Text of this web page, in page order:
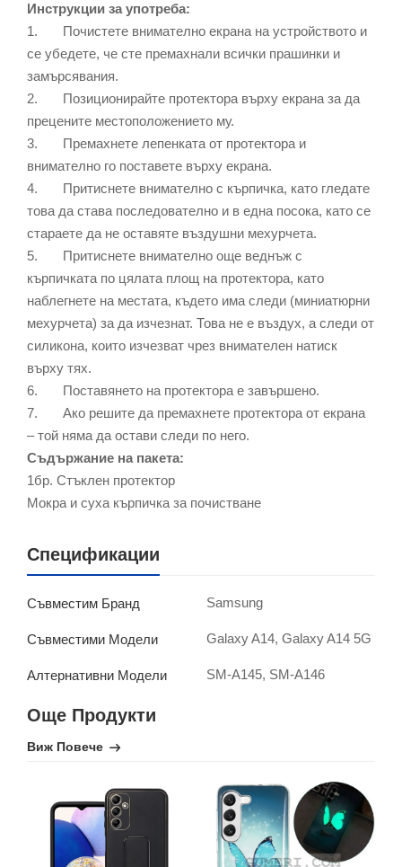
Инструкции за употреба:
1. Почистете внимателно екрана на устройството и
се убедете, че сте премахнали всички прашинки и
замърсявания.
2. Позиционирайте протектора върху екрана за да
прецените местоположението му.
3. Премахнете лепенката от протектора и
внимателно го поставете върху екрана.
4. Притиснете внимателно с кърпичка, като гледате
това да става последователно и в една посока, като се
стараете да не оставяте въздушни мехурчета.
5. Притиснете внимателно още веднъж с
кърпичката по цялата площ на протектора, като
наблегнете на местата, където има следи (миниатюрни
мехурчета) за да изчезнат. Това не е въздух, а следи от
силикона, които изчезват чрез внимателен натиск
върху тях.
6. Поставянето на протектора е завършено.
7. Ако решите да премахнете протектора от екрана
– той няма да остави следи по него.
Съдържание на пакета:
1бр. Стъклен протектор
Мокра и суха кърпичка за почистване
Спецификации
Съвместим Бранд Samsung
Съвместими Модели Galaxy A14, Galaxy A14 5G
Алтернативни Модели SM-A145, SM-A146
Още Продукти
Виж Повече